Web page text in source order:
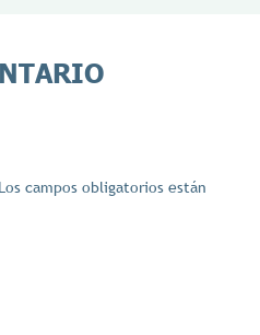
campos obligatorios están